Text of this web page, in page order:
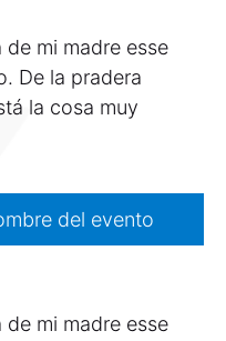
mi madre esse
De la pradera
la cosa muy
del evento
mi madre esse